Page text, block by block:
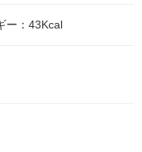
ー：43Kcal